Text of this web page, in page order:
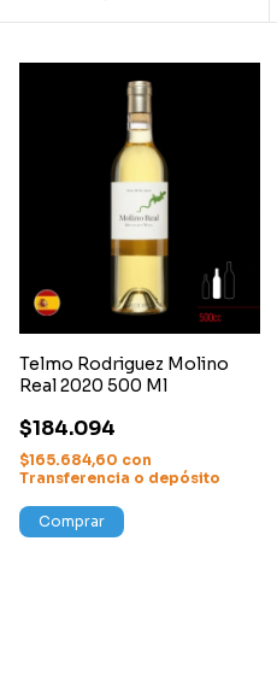
Telmo Rodriguez Molino
Real 2020 500 Ml
$184.094
$165.684,60 con
Transferencia o depósito
Comprar